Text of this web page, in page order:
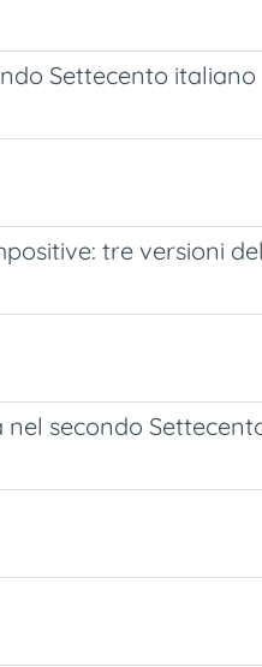
Settecento italiano
tre versioni
secondo